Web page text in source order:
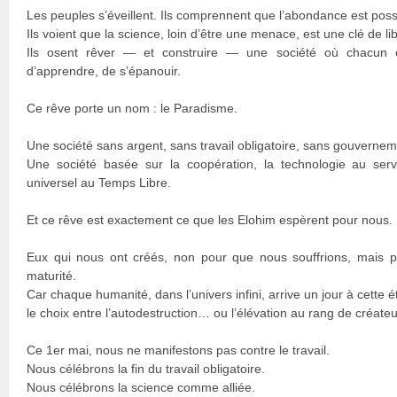
Les peuples s’éveillent. Ils comprennent que l’abondance est
Ils voient que la science, loin d’être une menace, est une clé de
Ils osent rêver — et construire — une société où chacun
d’apprendre, de s’épanouir.
Ce rêve porte un nom : le Paradisme.
Une société sans argent, sans travail obligatoire, sans
Une société basée sur la coopération, la technologie au
universel au Temps Libre.
Et ce rêve est exactement ce que les Elohim espèrent pour nous.
Eux qui nous ont créés, non pour que nous souffrions, mais
maturité.
Car chaque humanité, dans l’univers infini, arrive un jour à cette
le choix entre l’autodestruction… ou l’élévation au rang de
Ce 1er mai, nous ne manifestons pas contre le travail.
Nous célébrons la fin du travail obligatoire.
Nous célébrons la science comme alliée.